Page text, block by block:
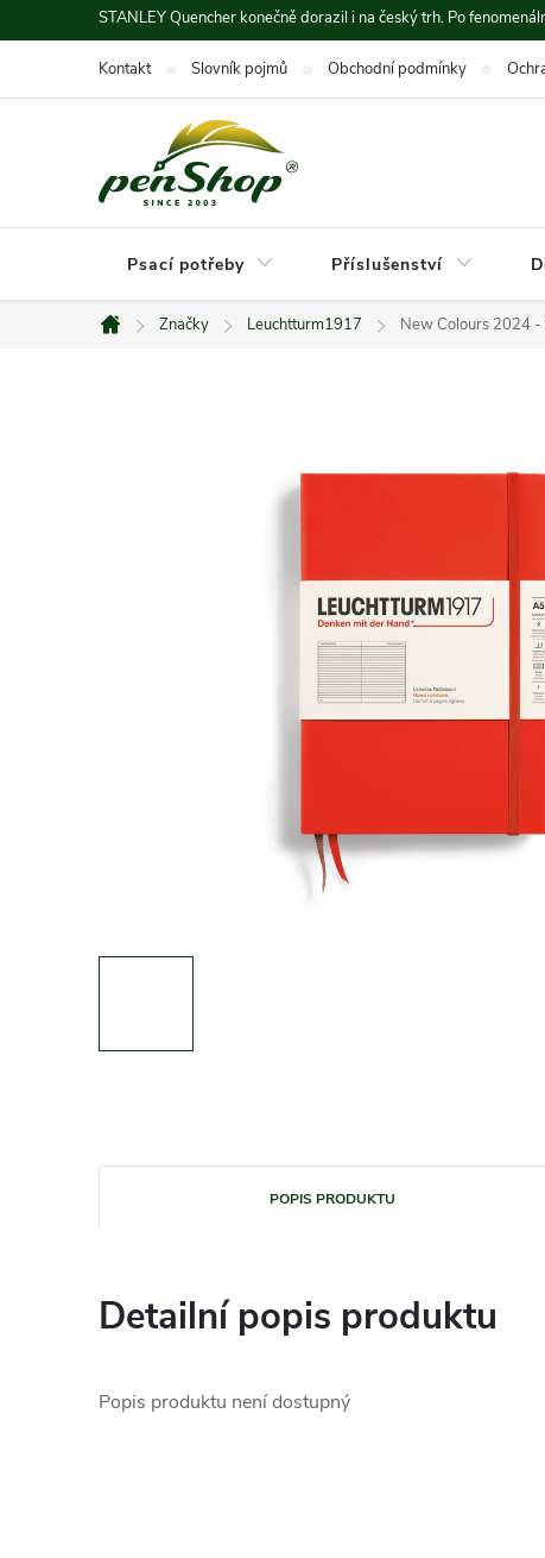
na
STANLEY Quencher konečně dorazil i na český trh. Po
Kontakt Slovník pojmů Obchodní podmínky
Psací potřeby Příslušenství
Domů
Značky Leuchtturm1917 New Colours 2024
POPIS PRODUKTU
Detailní popis produktu
Popis produktu není dostupný